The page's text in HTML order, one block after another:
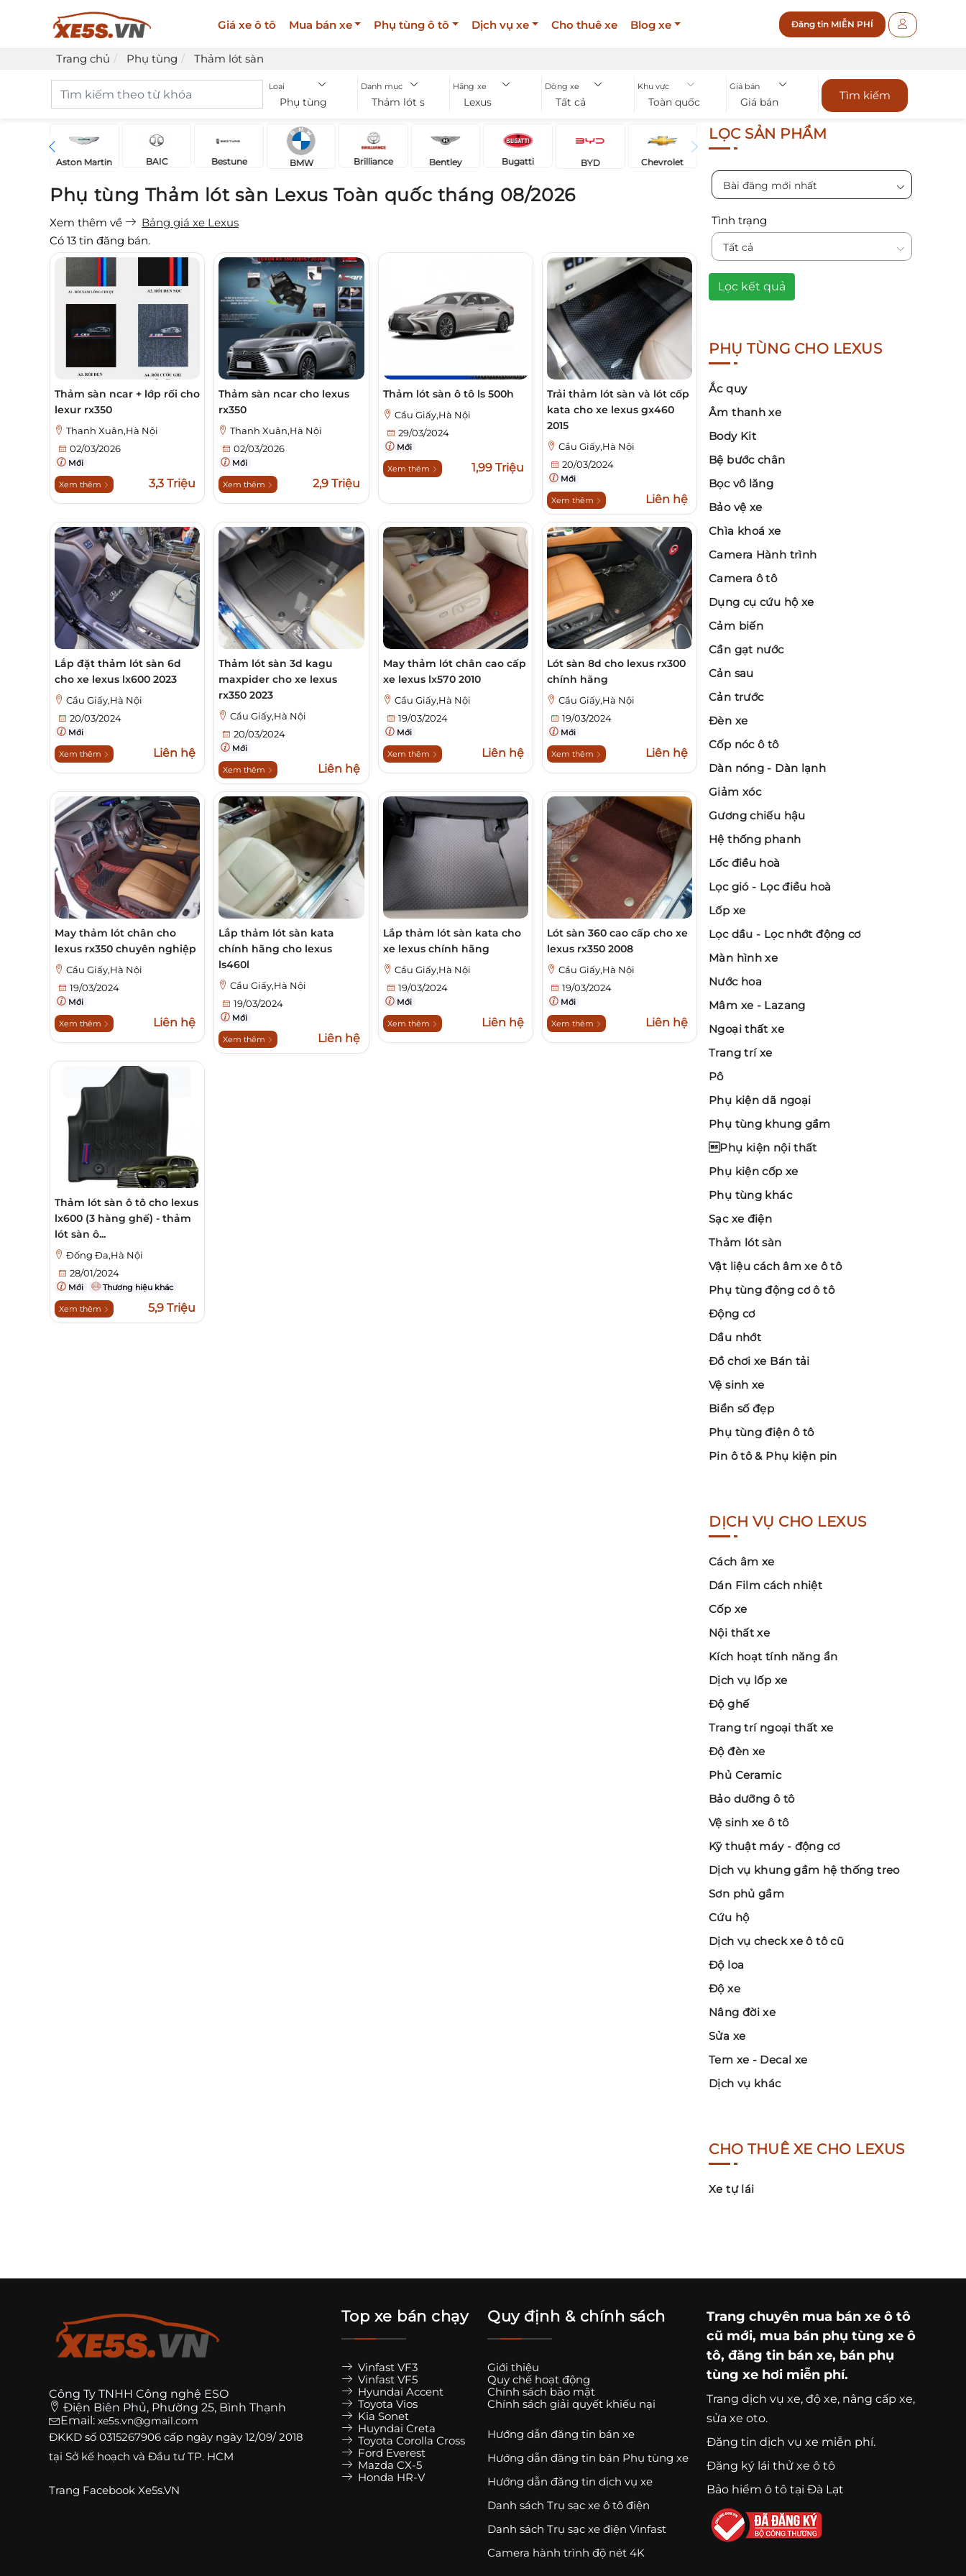
Giá xe ô tô Mua bán xe Phụ tùng ô tô Dịch vụ xe Cho thuê xe Blog xe Đăng tin MIỄN PHÍ
Trang chủ Phụ tùng Thảm lót sàn
Loại
Phụ tùng
Danh mục
Thảm lót sàn
Hãng xe
Lexus
Dòng xe
Tất cả
Khu vực
Toàn quốc
Giá bán
Giá bán Tìm kiếm
Aston Martin BAIC Bestune BMW Brilliance Bentley Bugatti BYD Chevrolet
Phụ tùng Thảm lót sàn Lexus Toàn quốc tháng 08/2026
Xem thêm về
Bảng giá xe Lexus
Có 13 tin đăng bán.
Thảm sàn ncar + lớp rối cho
lexur rx350
Thanh Xuân,Hà Nội
02/03/2026
Mới
Xem thêm 3,3 Triệu
Thảm sàn ncar cho lexus
rx350
Thanh Xuân,Hà Nội
02/03/2026
Mới
Xem thêm 2,9 Triệu
Thảm lót sàn ô tô ls 500h
Cầu Giấy,Hà Nội
29/03/2024
Mới
Xem thêm 1,99 Triệu
Trải thảm lót sàn và lót cốp
kata cho xe lexus gx460
2015
Cầu Giấy,Hà Nội
20/03/2024
Mới
Xem thêm Liên hệ
Lắp đặt thảm lót sàn 6d
cho xe lexus lx600 2023
Cầu Giấy,Hà Nội
20/03/2024
Mới
Xem thêm Liên hệ
Thảm lót sàn 3d kagu
maxpider cho xe lexus
rx350 2023
Cầu Giấy,Hà Nội
20/03/2024
Mới
Xem thêm Liên hệ
May thảm lót chân cao cấp
xe lexus lx570 2010
Cầu Giấy,Hà Nội
19/03/2024
Mới
Xem thêm Liên hệ
Lót sàn 8d cho lexus rx300
chính hãng
Cầu Giấy,Hà Nội
19/03/2024
Mới
Xem thêm Liên hệ
May thảm lót chân cho
lexus rx350 chuyên nghiệp
Cầu Giấy,Hà Nội
19/03/2024
Mới
Xem thêm Liên hệ
Lắp thảm lót sàn kata
chính hãng cho lexus
ls460l
Cầu Giấy,Hà Nội
19/03/2024
Mới
Xem thêm Liên hệ
Lắp thảm lót sàn kata cho
xe lexus chính hãng
Cầu Giấy,Hà Nội
19/03/2024
Mới
Xem thêm Liên hệ
Lót sàn 360 cao cấp cho xe
lexus rx350 2008
Cầu Giấy,Hà Nội
19/03/2024
Mới
Xem thêm Liên hệ
Thảm lót sàn ô tô cho lexus
lx600 (3 hàng ghế) - thảm
lót sàn ô...
Đống Đa,Hà Nội
28/01/2024
Mới Thương hiệu khác
Xem thêm 5,9 Triệu
LỌC SẢN PHẨM
Bài đăng mới nhất
Tình trạng
Tất cả
Lọc kết quả
PHỤ TÙNG CHO LEXUS
Ắc quy
Âm thanh xe
Body Kit
Bệ bước chân
Bọc vô lăng
Bảo vệ xe
Chìa khoá xe
Camera Hành trình
Camera ô tô
Dụng cụ cứu hộ xe
Cảm biến
Cần gạt nước
Cản sau
Cản trước
Đèn xe
Cốp nóc ô tô
Dàn nóng - Dàn lạnh
Giảm xóc
Gương chiếu hậu
Hệ thống phanh
Lốc điều hoà
Lọc gió - Lọc điều hoà
Lốp xe
Lọc dầu - Lọc nhớt động cơ
Màn hình xe
Nước hoa
Mâm xe - Lazang
Ngoại thất xe
Trang trí xe
Pô
Phụ kiện dã ngoại
Phụ tùng khung gầm
Phụ kiện nội thất
Phụ kiện cốp xe
Phụ tùng khác
Sạc xe điện
Thảm lót sàn
Vật liệu cách âm xe ô tô
Phụ tùng động cơ ô tô
Động cơ
Dầu nhớt
Đồ chơi xe Bán tải
Vệ sinh xe
Biển số đẹp
Phụ tùng điện ô tô
Pin ô tô & Phụ kiện pin
DỊCH VỤ CHO LEXUS
Cách âm xe
Dán Film cách nhiệt
Cốp xe
Nội thất xe
Kích hoạt tính năng ẩn
Dịch vụ lốp xe
Độ ghế
Trang trí ngoại thất xe
Độ đèn xe
Phủ Ceramic
Bảo dưỡng ô tô
Vệ sinh xe ô tô
Kỹ thuật máy - động cơ
Dịch vụ khung gầm hệ thống treo
Sơn phủ gầm
Cứu hộ
Dịch vụ check xe ô tô cũ
Độ loa
Độ xe
Nâng đời xe
Sửa xe
Tem xe - Decal xe
Dịch vụ khác
CHO THUÊ XE CHO LEXUS
Xe tự lái
Công Ty TNHH Công nghệ ESO
Điện Biên Phủ, Phường 25, Bình Thạnh
Email: xe5s.vn@gmail.com
ĐKKD số 0315267906 cấp ngày ngày 12/09/ 2018
tại Sở kế hoạch và Đầu tư TP. HCM
Trang Facebook Xe5s.VN
Top xe bán chạy
Vinfast VF3
Vinfast VF5
Hyundai Accent
Toyota Vios
Kia Sonet
Huyndai Creta
Toyota Corolla Cross
Ford Everest
Mazda CX-5
Honda HR-V
Quy định & chính sách
Giới thiệu
Quy chế hoạt động
Chính sách bảo mật
Chính sách giải quyết khiếu nại
Hướng dẫn đăng tin bán xe
Hướng dẫn đăng tin bán Phụ tùng xe
Hướng dẫn đăng tin dịch vụ xe
Danh sách Trụ sạc xe ô tô điện
Danh sách Trụ sạc xe điện Vinfast
Camera hành trình độ nét 4K
Trang chuyên mua bán xe ô tô
cũ mới, mua bán phụ tùng xe ô
tô, đăng tin bán xe, bán phụ
tùng xe hơi miễn phí.
Trang dịch vụ xe, độ xe, nâng cấp xe,
sửa xe oto.
Đăng tin dịch vụ xe miễn phí.
Đăng ký lái thử xe ô tô
Bảo hiểm ô tô tại Đà Lạt